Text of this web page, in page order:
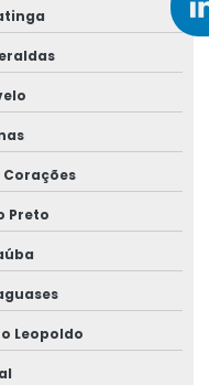
trabalho
Corações
Preto
Leopoldo